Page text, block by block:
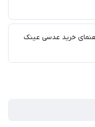
خرید عدسی عینک